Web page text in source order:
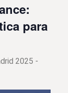
para
2025 -